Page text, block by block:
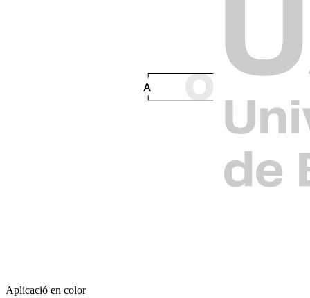
Aplicació en color